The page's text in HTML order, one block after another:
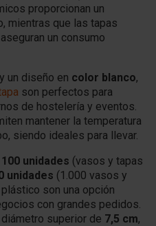
proporcionan un
mientras que las tapas
aseguran un consumo
y un diseño en color blanco,
son perfectos para
de hostelería y eventos.
mantener la temperatura
siendo ideales para llevar.
unidades (vasos y tapas
unidades (1.000 vasos y
son una opción
con grandes pedidos.
diámetro superior de 7,5 cm,